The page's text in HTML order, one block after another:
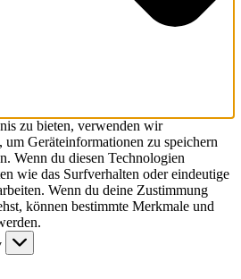
zu bieten, verwenden wir
Geräteinformationen zu speichern
Wenn du diesen Technologien
wie das Surfverhalten oder eindeutige
Wenn du deine Zustimmung
können bestimmte Merkmale und